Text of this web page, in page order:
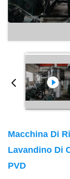
Macchina Di
Lavandino Di
PVD